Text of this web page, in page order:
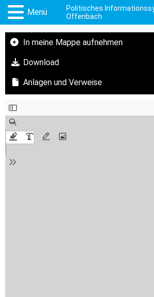
Menü
Politisches
Offenbach
In meine Mappe aufnehmen
Download
Anlagen und Verweise